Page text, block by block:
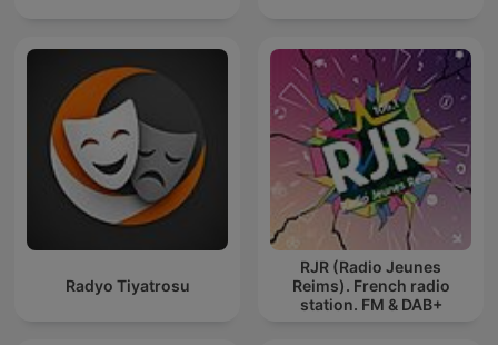
Radyo Tiyatrosu
RJR (Radio Jeunes
Reims). French radio
station. FM & DAB+